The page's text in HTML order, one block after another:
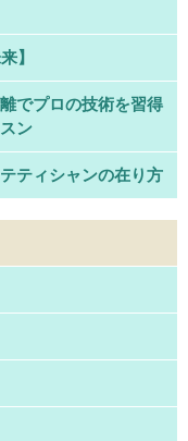
】
でプロの技術を習得
ン
ティシャンの在り方